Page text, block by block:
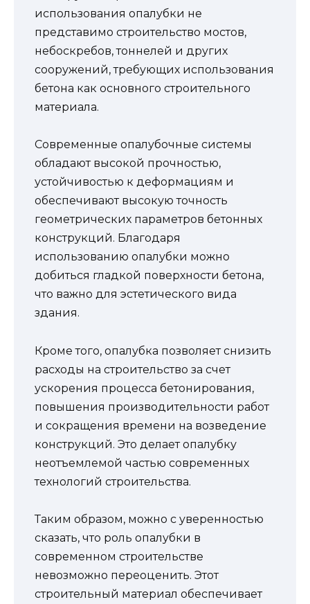
использования опалубки не
представимо строительство мостов,
небоскребов, тоннелей и других
сооружений, требующих использования
бетона как основного строительного
материала.
Современные опалубочные системы
обладают высокой прочностью,
устойчивостью к деформациям и
обеспечивают высокую точность
геометрических параметров бетонных
конструкций. Благодаря
использованию опалубки можно
добиться гладкой поверхности бетона,
что важно для эстетического вида
здания.
Кроме того, опалубка позволяет снизить
расходы на строительство за счет
ускорения процесса бетонирования,
повышения производительности работ
и сокращения времени на возведение
конструкций. Это делает опалубку
неотъемлемой частью современных
технологий строительства.
Таким образом, можно с уверенностью
сказать, что роль опалубки в
современном строительстве
невозможно переоценить. Этот
строительный материал обеспечивает